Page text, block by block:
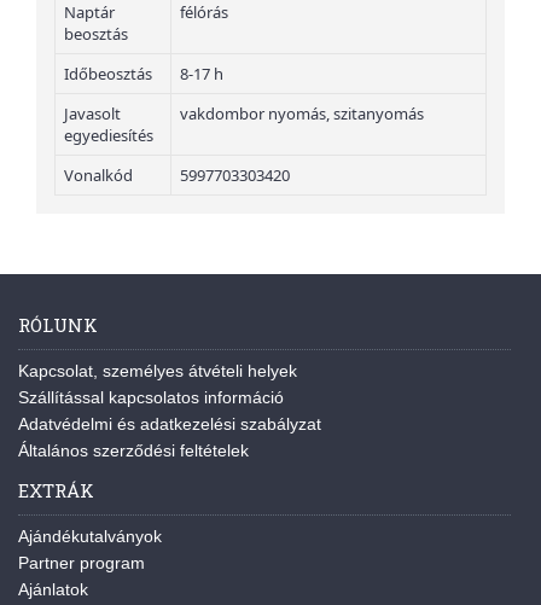
Naptár
beosztás
félórás
Időbeosztás
8-17 h
Javasolt
egyediesítés
vakdombor nyomás, szitanyomás
Vonalkód 5997703303420
RÓLUNK
Kapcsolat, személyes átvételi helyek
Szállítással kapcsolatos információ
Adatvédelmi és adatkezelési szabályzat
Általános szerződési feltételek
EXTRÁK
Ajándékutalványok
Partner program
Ajánlatok